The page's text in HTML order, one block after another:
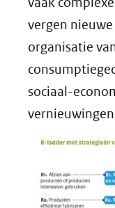
vergen
organisatie
sociaal-